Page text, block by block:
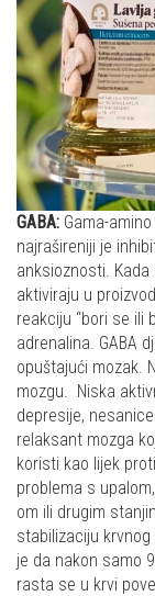
GABA: Gama-
najrašireniji je
anksioznosti.
aktiviraju u
reakciju “bori se ili
adrenalina. GABA
opuštajući mozak.
mozgu. Niska
depresije,
relaksant mozga
koristi kao lijek
problema s
om ili drugim
stabilizaciju
je da nakon samo
rasta se u krvi